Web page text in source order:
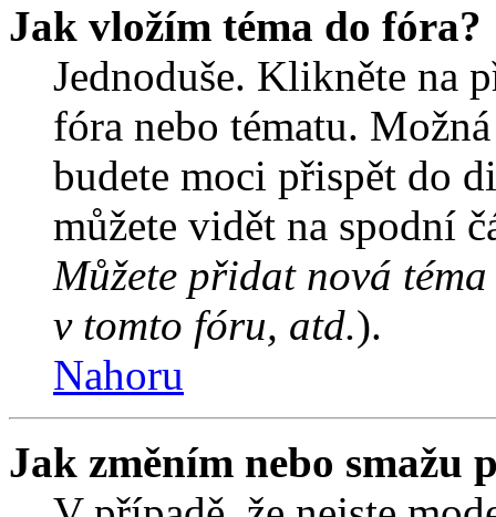
Jak vložím téma do fóra?
Jednoduše. Klikněte na
fóra nebo tématu.
budete moci přispět do
můžete vidět na spodní
Můžete přidat nová
v tomto fóru, atd.).
Nahoru
Jak změním nebo smažu